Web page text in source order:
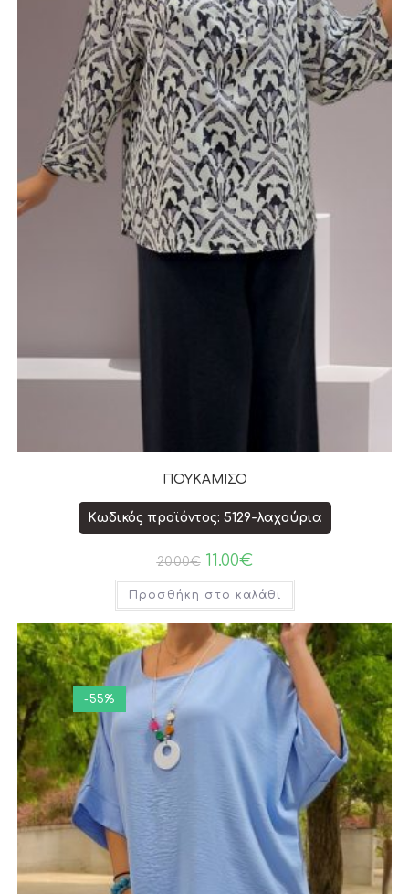
ΠΟΥΚΑΜΙΣΟ
Κωδικός προϊόντος: 5129-λαχούρια
20.00€ 11.00€
Προσθήκη στο καλάθι
-55%